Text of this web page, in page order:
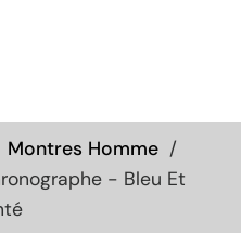
Montres Homme
- Bleu Et